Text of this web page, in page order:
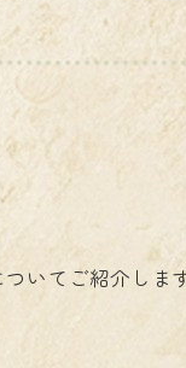
いてご紹介します